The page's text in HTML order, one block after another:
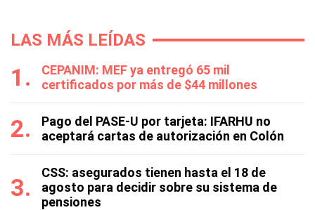
LAS MÁS LEÍDAS
CEPANIM: MEF ya entregó 65 mil
certificados por más de $44 millones
Pago del PASE-U por tarjeta: IFARHU no
aceptará cartas de autorización en Colón
CSS: asegurados tienen hasta el 18 de
agosto para decidir sobre su sistema de
pensiones